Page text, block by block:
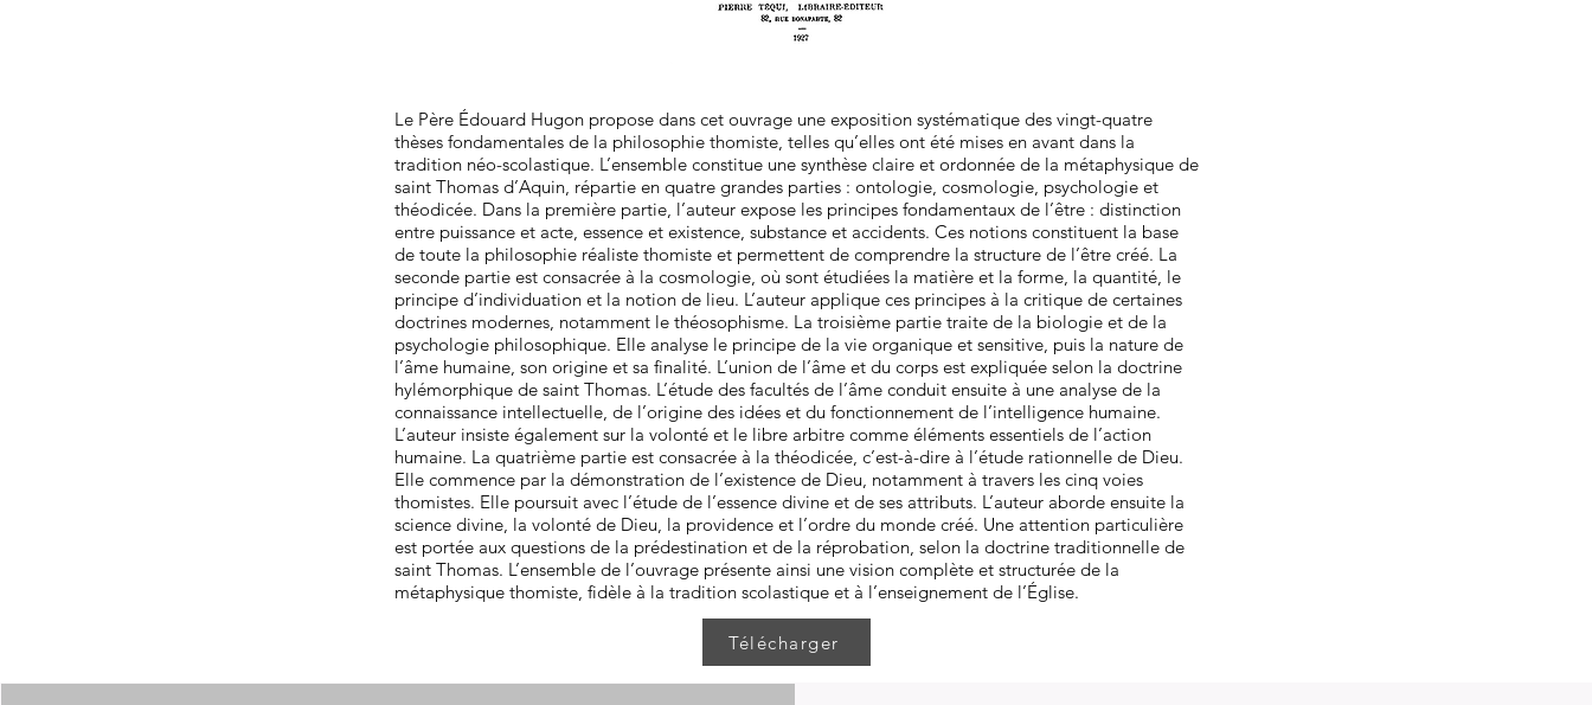
Le Père Édouard Hugon propose dans cet ouvrage une exposition systématique des vingt-quatre
thèses fondamentales de la philosophie thomiste, telles qu’elles ont été mises en avant dans la
tradition néo-scolastique. L’ensemble constitue une synthèse claire et ordonnée de la métaphysique de
saint Thomas d’Aquin, répartie en quatre grandes parties : ontologie, cosmologie, psychologie et
théodicée. Dans la première partie, l’auteur expose les principes fondamentaux de l’être : distinction
entre puissance et acte, essence et existence, substance et accidents. Ces notions constituent la base
de toute la philosophie réaliste thomiste et permettent de comprendre la structure de l’être créé. La
seconde partie est consacrée à la cosmologie, où sont étudiées la matière et la forme, la quantité, le
principe d’individuation et la notion de lieu. L’auteur applique ces principes à la critique de certaines
doctrines modernes, notamment le théosophisme. La troisième partie traite de la biologie et de la
psychologie philosophique. Elle analyse le principe de la vie organique et sensitive, puis la nature de
l’âme humaine, son origine et sa finalité. L’union de l’âme et du corps est expliquée selon la doctrine
hylémorphique de saint Thomas. L’étude des facultés de l’âme conduit ensuite à une analyse de la
connaissance intellectuelle, de l’origine des idées et du fonctionnement de l’intelligence humaine.
L’auteur insiste également sur la volonté et le libre arbitre comme éléments essentiels de l’action
humaine. La quatrième partie est consacrée à la théodicée, c’est-à-dire à l’étude rationnelle de Dieu.
Elle commence par la démonstration de l’existence de Dieu, notamment à travers les cinq voies
thomistes. Elle poursuit avec l’étude de l’essence divine et de ses attributs. L’auteur aborde ensuite la
science divine, la volonté de Dieu, la providence et l’ordre du monde créé. Une attention particulière
est portée aux questions de la prédestination et de la réprobation, selon la doctrine traditionnelle de
saint Thomas. L’ensemble de l’ouvrage présente ainsi une vision complète et structurée de la
métaphysique thomiste, fidèle à la tradition scolastique et à l’enseignement de l’Église.
Télécharger